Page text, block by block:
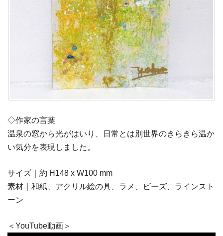
◇作家の言葉
温泉の窓から光がはいり、日常とは別世界のきらきら温か
い気分を表現しました。
サイズ｜約 H148 x W100 mm
素材｜和紙、アクリル絵の具、ラメ、ビーズ、ラインスト
ーン
＜YouTube動画＞